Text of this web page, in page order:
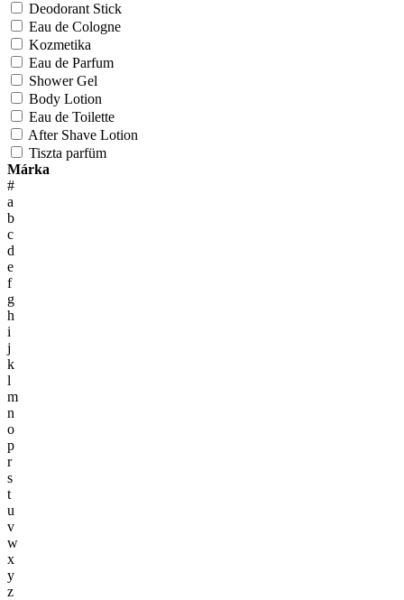
Deodorant Stick
Eau de Cologne
Kozmetika
Eau de Parfum
Shower Gel
Body Lotion
Eau de Toilette
After Shave Lotion
Tiszta parfüm
Márka
#
a
b
c
d
e
f
g
h
i
j
k
l
m
n
o
p
r
s
t
u
v
w
x
y
z